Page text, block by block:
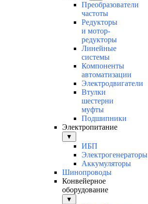
Преобразователи
частоты
Редукторы
и мотор-
редукторы
Линейные
системы
Компоненты
автоматизации
Электродвигатели
Втулки
шестерни
муфты
Подшипники
Электропитание
▼
ИБП
Электрогенераторы
Аккумуляторы
Шинопроводы
Конвейерное
оборудование
▼